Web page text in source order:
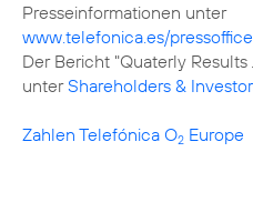
www.telefonica.es/pressoffice
Der Bericht "Quaterly
unterShareholders &
Zahlen Telefónica O2 Europe